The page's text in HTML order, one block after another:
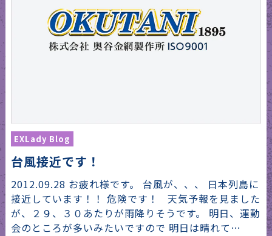
EXLady Blog
台風接近です！
2012.09.28 お疲れ様です。 台風が、、、 日本列島に
接近しています！！ 危険です！ 天気予報を見ました
が、２９、３０あたりが雨降りそうです。 明日、運動
会のところが多いみたいですので 明日は晴れて…